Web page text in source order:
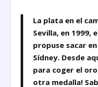
La plata en el
Sevilla, en 1999,
propuse sacar
Sídney. Desde
para coger el
otra medalla!